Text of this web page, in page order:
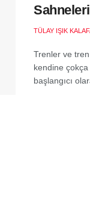
Sahneleri
TÜLAY IŞIK
Trenler ve
kendine
başlangıcı